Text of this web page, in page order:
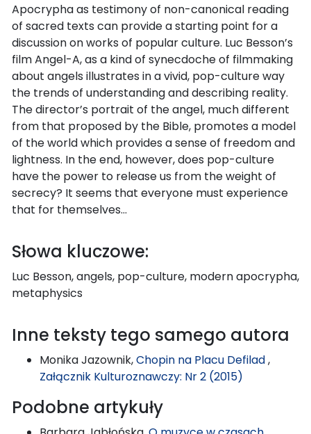
Apocrypha as testimony of non-canonical reading
of sacred texts can provide a starting point for a
discussion on works of popular culture. Luc Besson’s
film Angel-A, as a kind of synecdoche of filmmaking
about angels illustrates in a vivid, pop-culture way
the trends of understanding and describing reality.
The director’s portrait of the angel, much different
from that proposed by the Bible, promotes a model
of the world which provides a sense of freedom and
lightness. In the end, however, does pop-culture
have the power to release us from the weight of
secrecy? It seems that everyone must experience
that for themselves…
Słowa kluczowe:
Luc Besson, angels, pop-culture, modern apocrypha,
metaphysics
Inne teksty tego samego autora
Monika Jazownik,Chopin na Placu Defilad,
Załącznik Kulturoznawczy: Nr 2 (2015)
Podobne artykuły